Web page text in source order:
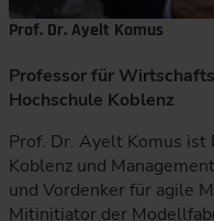
Prof. Dr. Ayelt Komus
Professor für
Hochschule Koblenz
Prof. Dr. Ayelt Komus ist
Koblenz und
und Vordenker für agile
Mitinitiator der